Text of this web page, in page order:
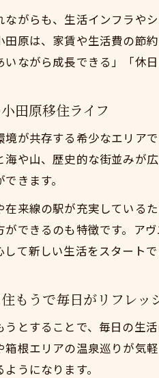
東京
新幹
家族にや
東京
先輩
子育てと
自然
ながらも、生活インフラや
原は、家賃や生活費の節
いながら成長できる」「休
田原移住ライフ
が共存する希少なエリア
海や山、歴史的な街並みが
きます。
在来線の駅が充実している
ができるのも特徴です。ア
て新しい生活をスタートで
もうで毎日がリフレッ
とすることで、毎日の生
箱根エリアの温泉巡りが気
うになります。